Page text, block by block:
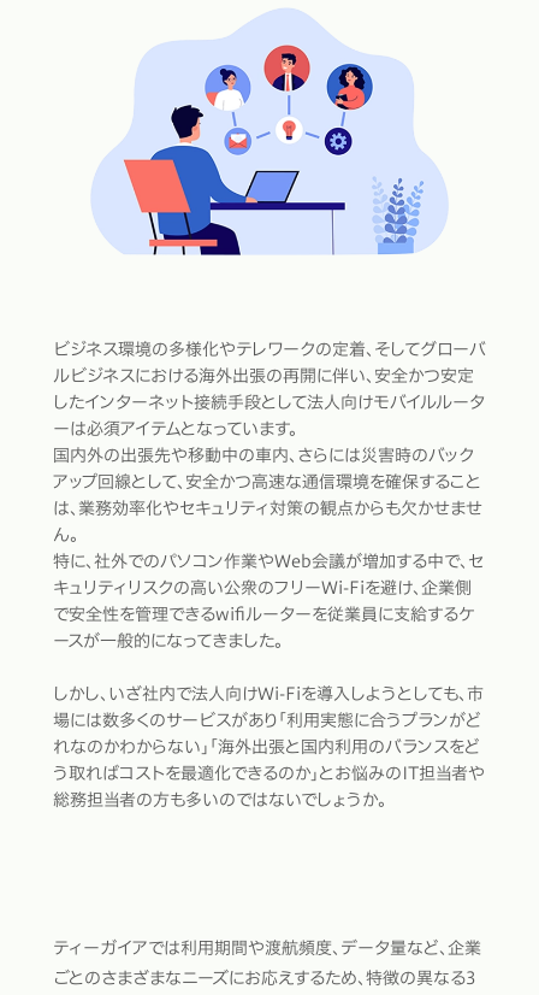
ビジネス環境の多様化やテレワークの定着、そしてグローバ
ルビジネスにおける海外出張の再開に伴い、安全かつ安定
したインターネット接続手段として法人向けモバイルルータ
ーは必須アイテムとなっています。
国内外の出張先や移動中の車内、さらには災害時のバック
アップ回線として、安全かつ高速な通信環境を確保すること
は、業務効率化やセキュリティ対策の観点からも欠かせませ
ん。
特に、社外でのパソコン作業やWeb会議が増加する中で、セ
キュリティリスクの高い公衆のフリーWi-Fiを避け、企業側
で安全性を管理できるwifiルーターを従業員に支給するケ
ースが一般的になってきました。
しかし、いざ社内で法人向けWi-Fiを導入しようとしても、市
場には数多くのサービスがあり「利用実態に合うプランがど
れなのかわからない」「海外出張と国内利用のバランスをど
う取ればコストを最適化できるのか」とお悩みのIT担当者や
総務担当者の方も多いのではないでしょうか。
ティーガイアでは利用期間や渡航頻度、データ量など、企業
ごとのさまざまなニーズにお応えするため、特徴の異なる3